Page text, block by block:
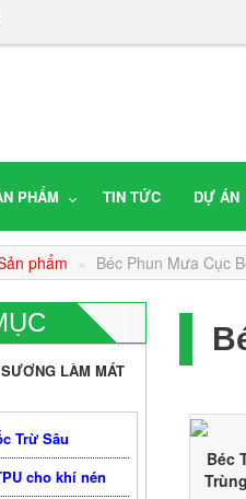
PHẨM TIN TỨC DỰ ÁN
phẩm » Béc Phun Mưa Cục
LÀM MÁT
Trừ Sâu
cho khí nén
Béc